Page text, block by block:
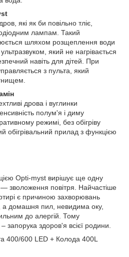
які як би повільно тліє,
лампам. Такий
шляхом розщеплення води
який не нагрівається
навіть для дітей. При
з пульта, який
дрова і вуглинки
полум'я і диму
режимі, без обігріву
обігрівальний прилад з функцією
Opti-myst вирішує ще одну
зволоження повітря. Найчастіше
є причиною захворювань
а домашня пил, невидима оку,
до алергій. Тому
запорука здоров'я всієї родини.
400/600 LED + Колода 400L